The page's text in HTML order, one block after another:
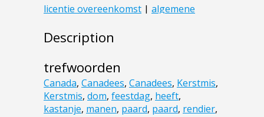
Description
trefwoorden
Canada, Canadees, Canadees, Kerstmis,
Kerstmis, dom, feestdag, heeft,
kastanje, manen, paard, paard, rendier,